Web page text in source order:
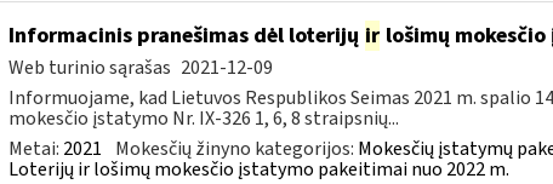
Informacinis pranešimas dėl loterijų irlošimų
Web turinio sąrašas 2021-12-09
Informuojame, kad Lietuvos Respublikos Seimas 2021 m. spalio
mokesčio įstatymo Nr. IX-326 1, 6, 8 straipsnių...
Metai: 2021 Mokesčių žinyno kategorijos: Mokesčių įstatymų
Loterijų ir lošimų mokesčio įstatymo pakeitimai nuo 2022 m.